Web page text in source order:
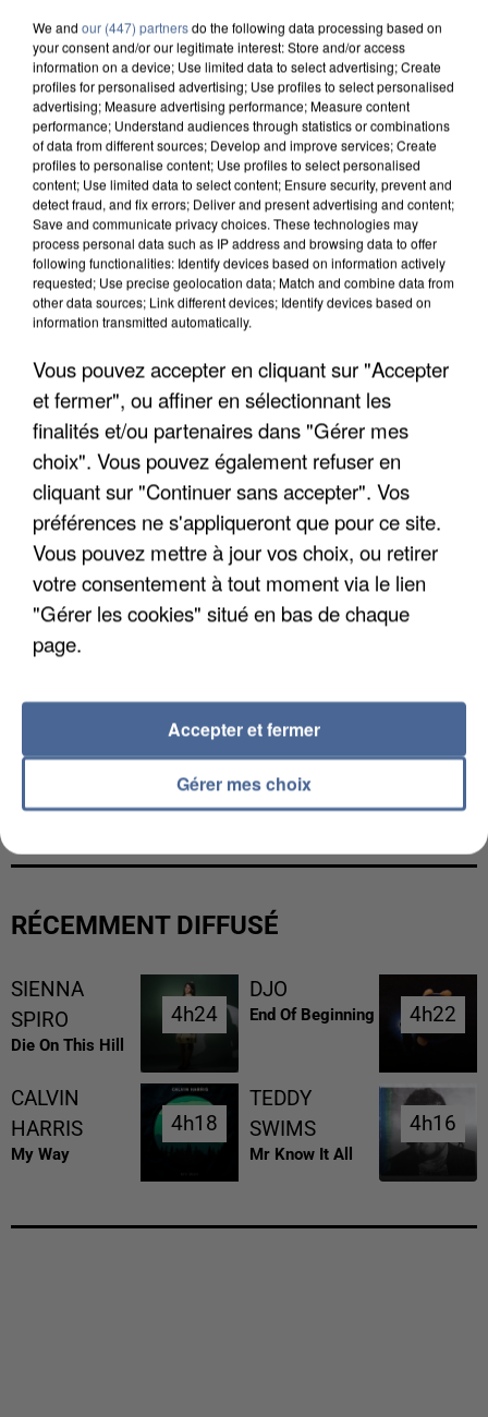
UN SECOND CADRE DE LA DZ MAFIA
INTERPELLÉ EN ALGÉRIE
UNE TOURISTE DE L’OISE EMPORTÉE PAR UNE
COULÉE DE BOUE EN HAUTE-SAVOIE
RÉCEMMENT DIFFUSÉ
SIENNA
SPIRO
Die On This Hill
4h24
4h24
DJO
End Of Beginning 4h22
4h22
CALVIN
HARRIS
My Way
4h18
4h18
TEDDY
SWIMS
Mr Know It All
4h16
4h16
We and our (447) partnersdo the following data processing based on
your consent and/or our legitimate interest: Store and/or access
information on a device; Use limited data to select advertising; Create
profiles for personalised advertising; Use profiles to select personalised
advertising; Measure advertising performance; Measure content
performance; Understand audiences through statistics or combinations
of data from different sources; Develop and improve services; Create
profiles to personalise content; Use profiles to select personalised
content; Use limited data to select content; Ensure security, prevent and
detect fraud, and fix errors; Deliver and present advertising and content;
Save and communicate privacy choices. These technologies may
process personal data such as IP address and browsing data to offer
following functionalities: Identify devices based on information actively
requested; Use precise geolocation data; Match and combine data from
other data sources; Link different devices; Identify devices based on
information transmitted automatically.
Vous pouvez accepter en cliquant sur "Accepter
et fermer", ou affiner en sélectionnant les
finalités et/ou partenaires dans "Gérer mes
choix". Vous pouvez également refuser en
cliquant sur "Continuer sans accepter". Vos
préférences ne s'appliqueront que pour ce site.
Vous pouvez mettre à jour vos choix, ou retirer
votre consentement à tout moment via le lien
"Gérer les cookies" situé en bas de chaque
page.
Gérer mes choix
Accepter et fermer